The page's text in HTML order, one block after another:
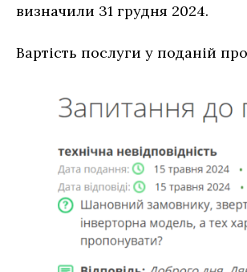
визначили 31 грудня 2024.
Вартість послуги у поданій